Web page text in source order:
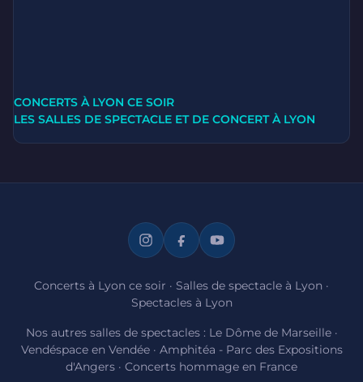
CONCERTS À LYON CE SOIR
LES SALLES DE SPECTACLE ET DE CONCERT À LYON
Concerts à Lyon ce soir · Salles de spectacle à Lyon ·
Spectacles à Lyon
Nos autres salles de spectacles : Le Dôme de Marseille·
Vendéspace en Vendée· Amphitéa - Parc des Expositions
d'Angers · Concerts hommage en France